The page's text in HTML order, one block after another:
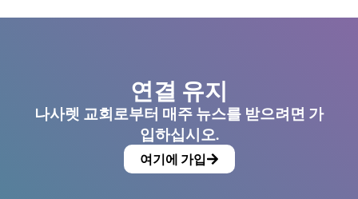
연결 유지
나사렛 교회로부터 매주 뉴스를 받으려면 가
입하십시오.
여기에 가입